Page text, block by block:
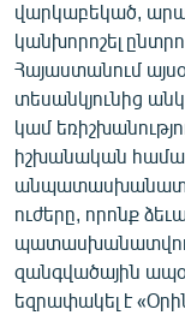
վարկաբեկած,
կանխորոշել
Հայաստանում
տեսանկյունից
կամ
իշխանական
ուժերը, որոնք
զանգվածային
եզրափակել է